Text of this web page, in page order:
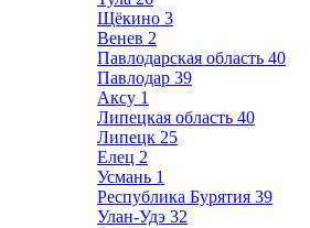
Щёкино 3
Венев 2
Павлодарская область 40
Павлодар 39
Аксу 1
Липецкая область 40
Липецк 25
Елец 2
Усмань 1
Республика Бурятия 39
Улан-Удэ 32